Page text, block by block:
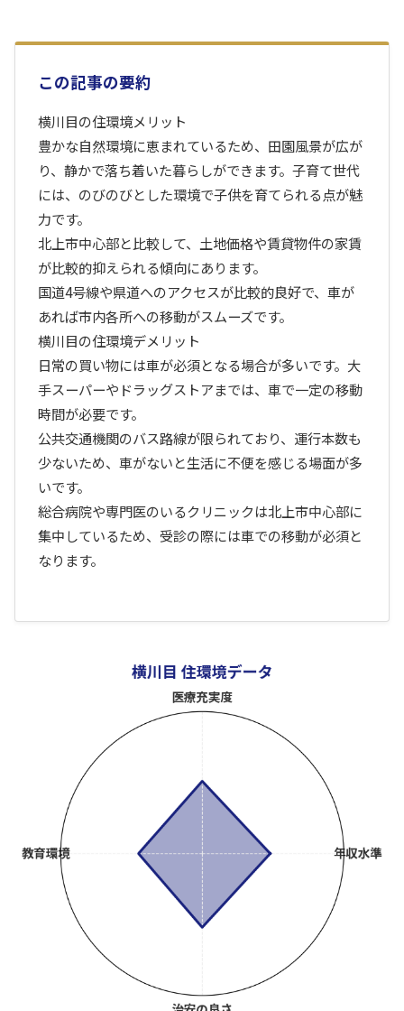
この記事の要約
横川目の住環境メリット
豊かな自然環境に恵まれているため、田園風景が広が
り、静かで落ち着いた暮らしができます。子育て世代
には、のびのびとした環境で子供を育てられる点が魅
力です。
北上市中心部と比較して、土地価格や賃貸物件の家賃
が比較的抑えられる傾向にあります。
国道4号線や県道へのアクセスが比較的良好で、車が
あれば市内各所への移動がスムーズです。
横川目の住環境デメリット
日常の買い物には車が必須となる場合が多いです。大
手スーパーやドラッグストアまでは、車で一定の移動
時間が必要です。
公共交通機関のバス路線が限られており、運行本数も
少ないため、車がないと生活に不便を感じる場面が多
いです。
総合病院や専門医のいるクリニックは北上市中心部に
集中しているため、受診の際には車での移動が必須と
なります。